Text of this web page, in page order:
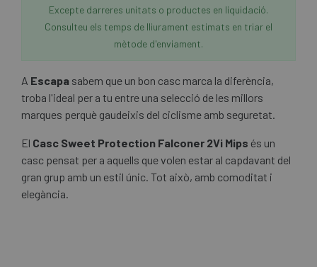
Excepte darreres unitats o productes en liquidació.
Consulteu els temps de lliurament estimats en triar el
mètode d'enviament.
A Escapa sabem que un bon casc marca la diferència,
troba l'ideal per a tu entre una selecció de les millors
marques perquè gaudeixis del ciclisme amb seguretat.
El Casc Sweet Protection Falconer 2Vi Mips és un
casc pensat per a aquells que volen estar al capdavant del
gran grup amb un estil únic. Tot això, amb comoditat i
elegància.